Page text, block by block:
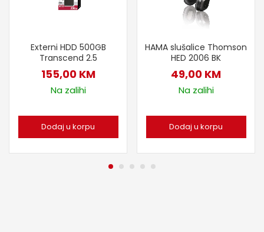
Externi HDD 500GB
Transcend 2.5
155,00 KM
Na zalihi
Dodaj u korpu
HAMA slušalice Thomson
HED 2006 BK
49,00 KM
Na zalihi
Dodaj u korpu